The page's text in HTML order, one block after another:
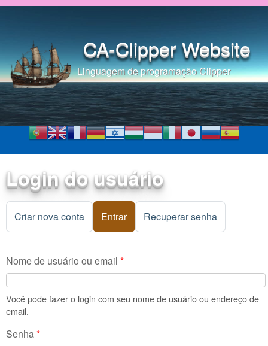
Pular para o conteúdo
CA-Clipper Website
Linguagem de programação Clipper
Login do usuário
Criar nova conta Entrar(aba ativa)
Recuperar senha
Nome de usuário ou email *
Você pode fazer o login com seu nome de usuário ou endereço de
email.
Senha*